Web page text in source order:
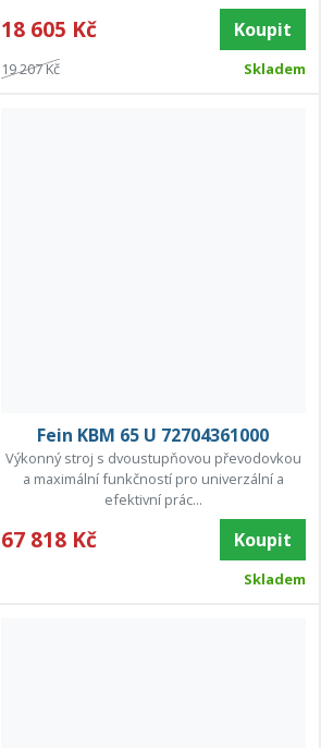
18 605 Kč Koupit
19 207 Kč Skladem
Fein KBM 65 U 72704361000
Výkonný stroj s dvoustupňovou převodovkou
a maximální funkčností pro univerzální a
efektivní prác...
67 818 Kč Koupit
Skladem